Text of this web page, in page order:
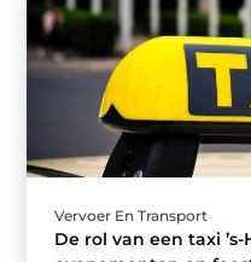
Vervoer En Transport
De rol van een taxi